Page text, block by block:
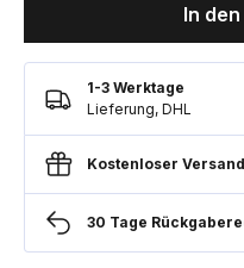
In
1-3 Werktage
Lieferung, DHL
Kostenloser
30 Tage